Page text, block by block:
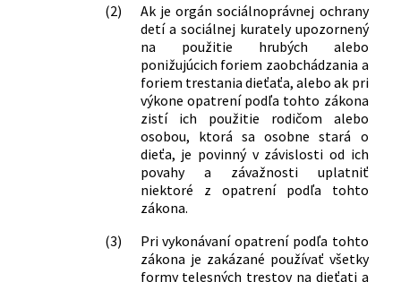
(2)
Ak je orgán sociálnoprávnej ochrany
detí a sociálnej kurately upozornený
na použitie hrubých alebo
ponižujúcich foriem zaobchádzania a
foriem trestania dieťaťa, alebo ak pri
výkone opatrení podľa tohto zákona
zistí ich použitie rodičom alebo
osobou, ktorá sa osobne stará o
dieťa, je povinný v závislosti od ich
povahy a závažnosti uplatniť
niektoré z opatrení podľa tohto
zákona.
(3)
Pri vykonávaní opatrení podľa tohto
zákona je zakázané používať všetky
formy telesných trestov na dieťati a